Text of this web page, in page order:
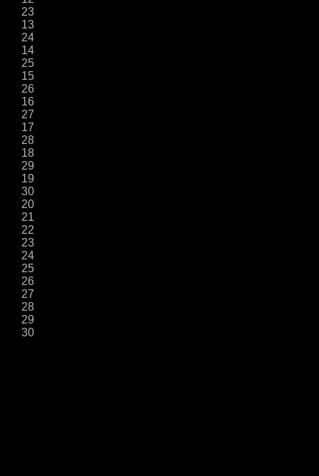
23
13
24
14
25
15
26
16
27
17
28
18
29
19
30
20
21
22
23
24
25
26
27
28
29
30